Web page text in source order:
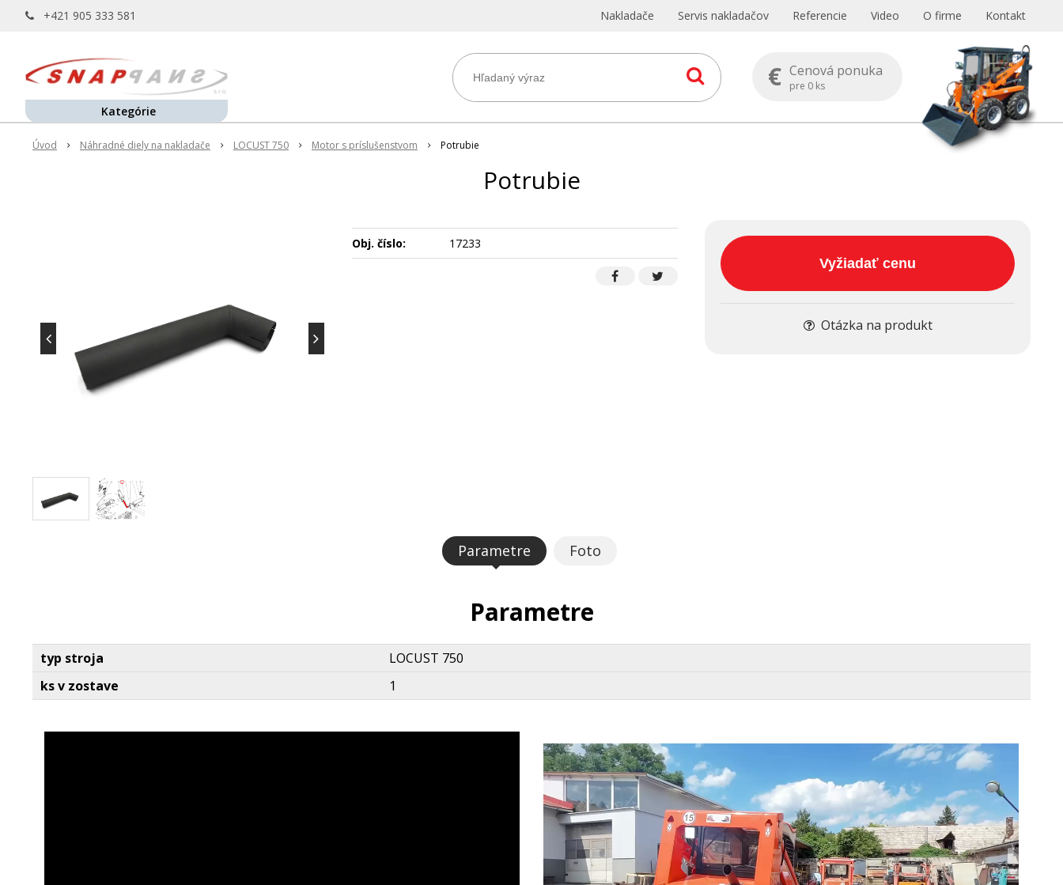
+421 905 333 581
€ Cenová ponuka
pre 0 ks
Nakladače Servis nakladačov Referencie Video O firme Kontakt
Úvod Náhradné diely na nakladače LOCUST 750 Motor s príslušenstvom Potrubie
Potrubie
Vyžiadať cenu
Otázka na produkt
Obj. číslo: 17233
Parametre Foto
Parametre
typ stroja
LOCUST 750
ks v zostave
1
Kategórie